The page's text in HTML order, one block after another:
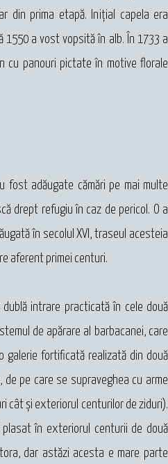
din prima etapă. Iniţial capela era
1550 a vost vopsită în alb. În 1733 a
cu panouri pictate în motive florale
fost adăugate cămări pe mai multe
drept refugiu în caz de pericol. O a
în secolul XVI, traseul acesteia
aferent primei centuri.
intrare practicată în cele două
de apărare al barbacanei, care
galerie fortificată realizată din două
pe care se supraveghea cu arme
cât şi exteriorul centurilor de ziduri).
în exteriorul centurii de două
dar astăzi acesta e mare parte